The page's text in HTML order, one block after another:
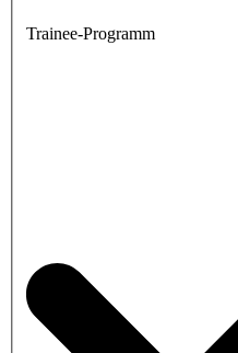
Trainee-Programm